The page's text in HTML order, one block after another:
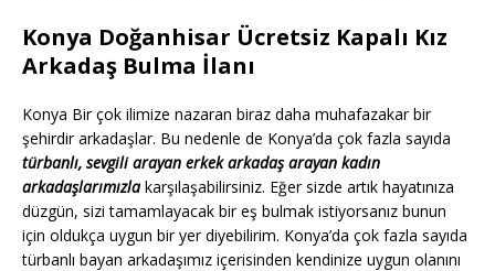
Konya Doğanhisar Ücretsiz Kapalı Kız
Arkadaş Bulma İlanı
Konya Bir çok ilimize nazaran biraz daha muhafazakar bir
şehirdir arkadaşlar. Bu nedenle de Konya’da çok fazla sayıda
türbanlı, sevgili arayan erkek arkadaş arayan kadın
arkadaşlarımızlakarşılaşabilirsiniz. Eğer sizde artık hayatınıza
düzgün, sizi tamamlayacak bir eş bulmak istiyorsanız bunun
için oldukça uygun bir yer diyebilirim. Konya’da çok fazla sayıda
türbanlı bayan arkadaşımız içerisinden kendinize uygun olanını